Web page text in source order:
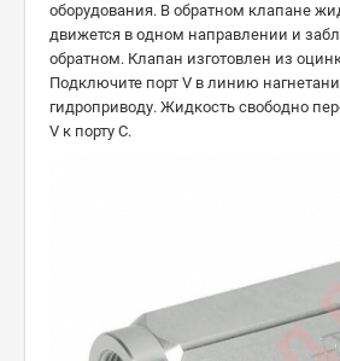
оборудования. В обратном клапане
движется в одном направлении и
обратном. Клапан изготовлен из
Подключите порт V в линию
гидроприводу. Жидкость свободно
V к порту C.